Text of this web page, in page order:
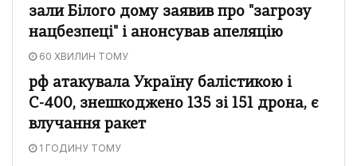
зали Білого дому заявив про "загрозу
нацбезпеці" і анонсував апеляцію
60 ХВИЛИН ТОМУ
рф атакувала Україну балістикою і
С-400, знешкоджено 135 зі 151 дрона, є
влучання ракет
1 ГОДИНУ ТОМУ